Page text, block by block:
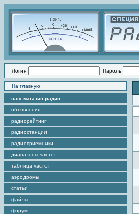
Логин Пароль
На главную
наш магазин радио
объявления
радиорейтинг
радиостанции
радиоприемники
диапазоны частот
таблица частот
аэродромы
статьи
файлы
форум